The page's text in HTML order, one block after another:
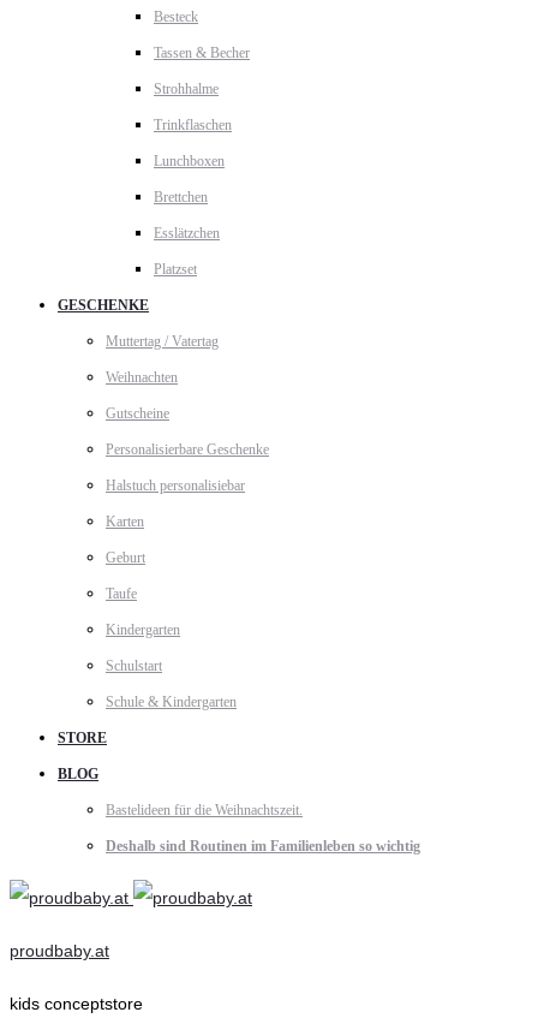
Besteck
Tassen & Becher
Strohhalme
Trinkflaschen
Lunchboxen
Brettchen
Esslätzchen
Platzset
GESCHENKE
Muttertag / Vatertag
Weihnachten
Gutscheine
Personalisierbare Geschenke
Halstuch personalisiebar
Karten
Geburt
Taufe
Kindergarten
Schulstart
Schule & Kindergarten
STORE
BLOG
Bastelideen für die Weihnachtszeit.
Deshalb sind Routinen im Familienleben so wichtig
proudbaby.at
kids conceptstore